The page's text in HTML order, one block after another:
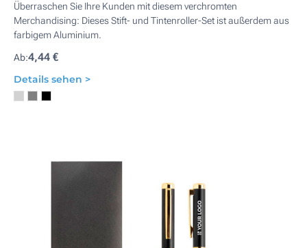
Überraschen Sie Ihre Kunden mit diesem verchromten
Merchandising: Dieses Stift- und Tintenroller-Set ist außerdem aus
farbigem Aluminium.
Ab:4,44 €
Details sehen >